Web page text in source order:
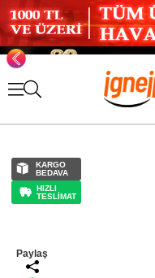
KARGO
BEDAVA
HIZLI
TESLİMAT
Paylaş